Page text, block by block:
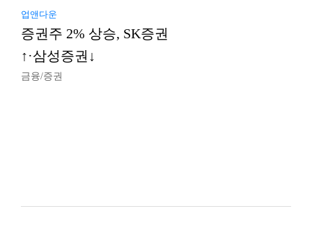
업앤다운
증권주 2% 상승, SK증권
↑·삼성증권↓
금융/증권